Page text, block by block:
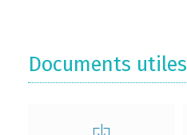
Documents utiles